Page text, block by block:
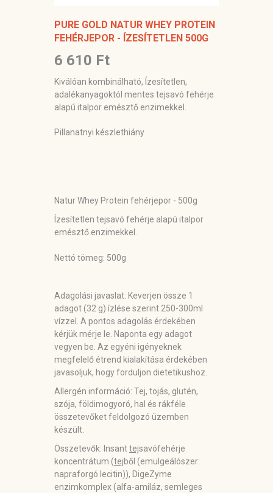
PURE GOLD NATUR WHEY PROTEIN
FEHÉRJEPOR - ÍZESÍTETLEN 500G
6 610 Ft
Kiválóan kombinálható, Ízesítetlen,
adalékanyagoktól mentes tejsavó fehérje
alapú italpor emésztő enzimekkel.
Pillanatnyi készlethiány
Natur Whey Protein fehérjepor - 500g
Ízesítetlen tejsavó fehérje alapú italpor
emésztő enzimekkel.
Nettó tömeg: 500g
Adagolási javaslat: Keverjen össze 1
adagot (32 g) ízlése szerint 250-300ml
vízzel. A pontos adagolás érdekében
kérjük mérje le. Naponta egy adagot
vegyen be. Az egyéni igényeknek
megfelelő étrend kialakítása érdekében
javasoljuk, hogy forduljon dietetikushoz.
Allergén információ: Tej, tojás, glutén,
szója, földimogyoró, hal és rákféle
összetevőket feldolgozó üzemben
készült.
Összetevők: Insanttejsavófehérje
koncentrátum (tejből (emulgeálószer:
napraforgó lecitin)), DigeZyme
enzimkomplex (alfa-amiláz, semleges